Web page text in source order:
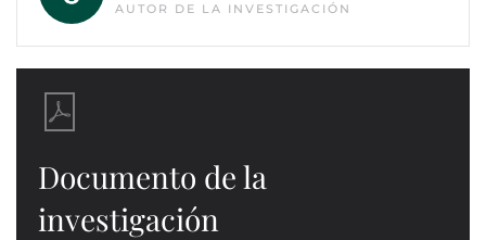
AUTOR DE LA INVESTIGACIÓN
Documento de la
investigación